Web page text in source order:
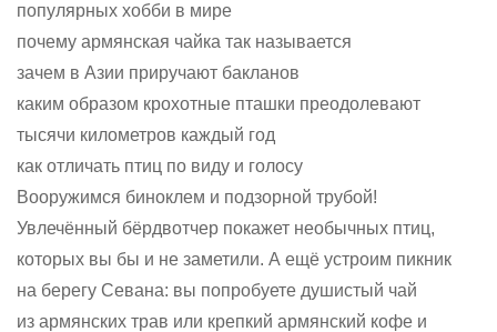
популярных хобби в мире
почему армянская чайка так называется
зачем в Азии приручают бакланов
каким образом крохотные пташки преодолевают
тысячи километров каждый год
как отличать птиц по виду и голосу
Вооружимся биноклем и подзорной трубой!
Увлечённый бёрдвотчер покажет необычных птиц,
которых вы бы и не заметили. А ещё устроим пикник
на берегу Севана: вы попробуете душистый чай
из армянских трав или крепкий армянский кофе и